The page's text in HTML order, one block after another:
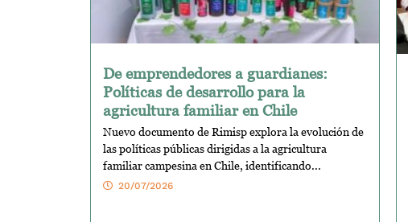
De emprendedores a guardianes:
Políticas de desarrollo para la
agricultura familiar en Chile
Nuevo documento de Rimisp explora la evolución de
las políticas públicas dirigidas a la agricultura
familiar campesina en Chile, identificando...
20/07/2026